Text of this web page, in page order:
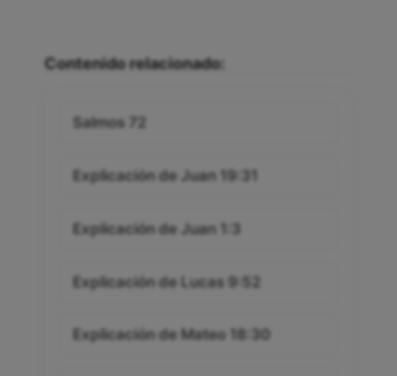
Contenido relacionado:
Salmos 72
Explicación de Juan 19:31
Explicación de Juan 1:3
Explicación de Lucas 9:52
Explicación de Mateo 18:30